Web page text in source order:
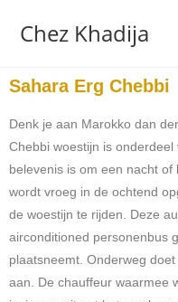
Chez Khadija
Sahara Erg Chebbi
Denk je aan Marokko dan
Chebbi woestijn is
belevenis is om een nacht
wordt vroeg in de ochtend
de woestijn te rijden. Deze
airconditioned personenbus
plaatsneemt. Onderweg
aan. De chauffeur waarmee